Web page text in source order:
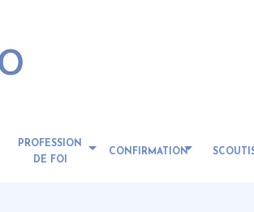
PROFESSION
DE FOI
CONFIRMATION